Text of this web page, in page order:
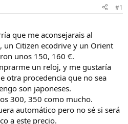
#1
que me aconsejarais al
un Citizen ecodrive y un Orient
unos 150, 160 €.
un reloj, y me gustaría
otra procedencia que no sea
son japoneses.
300, 350 como mucho.
automático pero no sé si será
a este precio.